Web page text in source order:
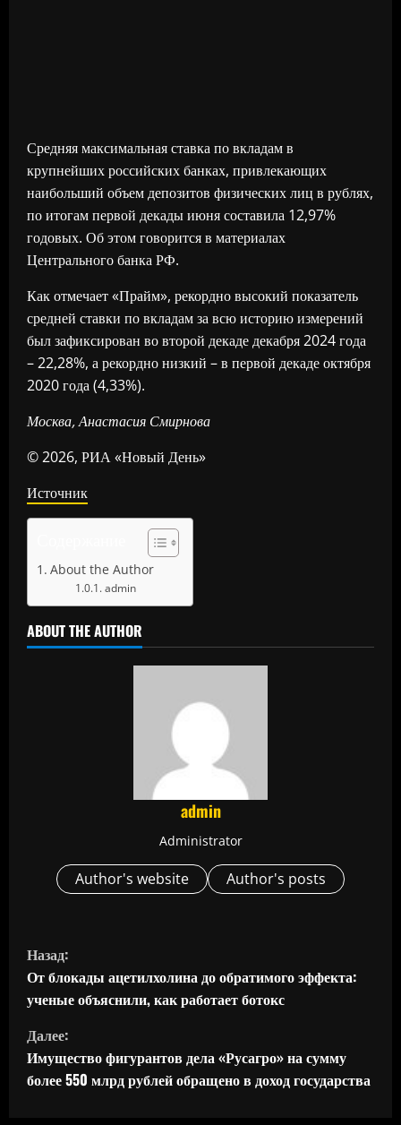
Средняя максимальная ставка по вкладам в
крупнейших российских банках, привлекающих
наибольший объем депозитов физических лиц в рублях,
по итогам первой декады июня составила 12,97%
годовых. Об этом говорится в материалах
Центрального банка РФ.
Как отмечает «Прайм», рекордно высокий показатель
средней ставки по вкладам за всю историю измерений
был зафиксирован во второй декаде декабря 2024 года
– 22,28%, а рекордно низкий – в первой декаде октября
2020 года (4,33%).
Москва, Анастасия Смирнова
© 2026, РИА «Новый День»
Источник
About the Author
admin
ABOUT THE AUTHOR
admin
Administrator
Author's website Author's posts
П
р
о
д
о
Назад:
От блокады ацетилхолина до обратимого эффекта:
ученые объяснили, как работает ботокс
Далее:
Имущество фигурантов дела «Русагро» на сумму
более 550 млрд рублей обращено в доход государства